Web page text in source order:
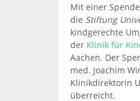
Mit einer
die Stiftung
kindgerechte
der Klinik für
Aachen. Der
med. Joachim
Klinikdirektorin
überreicht.